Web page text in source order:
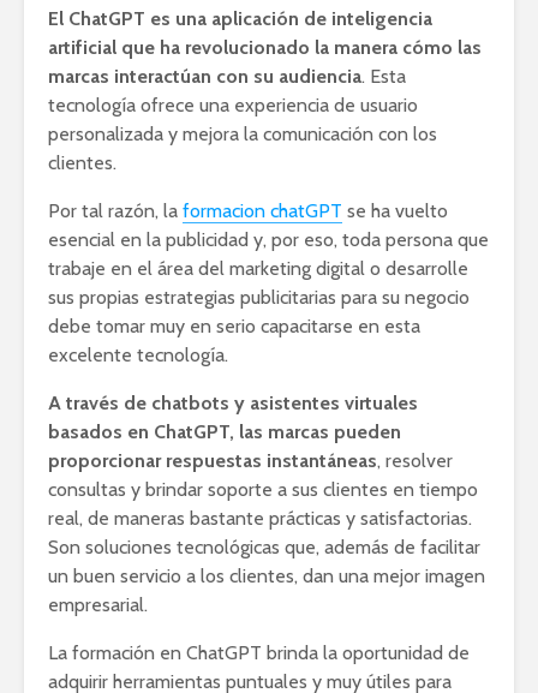
El ChatGPT es una aplicación de inteligencia
artificial que ha revolucionado la manera cómo las
marcas interactúan con su audiencia. Esta
tecnología ofrece una experiencia de usuario
personalizada y mejora la comunicación con los
clientes.
Por tal razón, la formacion chatGPT se ha vuelto
esencial en la publicidad y, por eso, toda persona que
trabaje en el área del marketing digital o desarrolle
sus propias estrategias publicitarias para su negocio
debe tomar muy en serio capacitarse en esta
excelente tecnología.
A través de chatbots y asistentes virtuales
basados en ChatGPT, las marcas pueden
proporcionar respuestas instantáneas, resolver
consultas y brindar soporte a sus clientes en tiempo
real, de maneras bastante prácticas y satisfactorias.
Son soluciones tecnológicas que, además de facilitar
un buen servicio a los clientes, dan una mejor imagen
empresarial.
La formación en ChatGPT brinda la oportunidad de
adquirir herramientas puntuales y muy útiles para